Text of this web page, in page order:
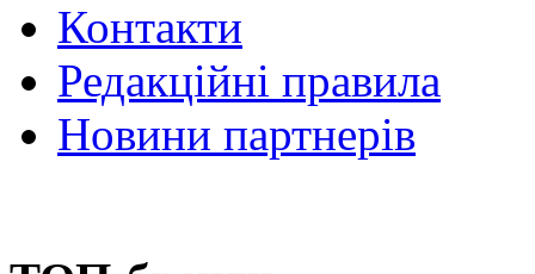
Контакти
Редакційні правила
Новини партнерів